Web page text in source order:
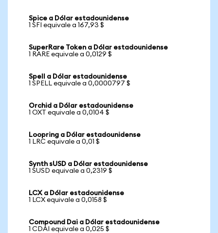
Spice a Dólar estadounidense
1 SFI equivale a 167,93 $
SuperRare Token a Dólar estadounidense
1 RARE equivale a 0,0129 $
Spell a Dólar estadounidense
1 SPELL equivale a 0,0000797 $
Orchid a Dólar estadounidense
1 OXT equivale a 0,0104 $
Loopring a Dólar estadounidense
1 LRC equivale a 0,01 $
Synth sUSD a Dólar estadounidense
1 SUSD equivale a 0,2319 $
LCX a Dólar estadounidense
1 LCX equivale a 0,0158 $
Compound Dai a Dólar estadounidense
1 CDAI equivale a 0,025 $